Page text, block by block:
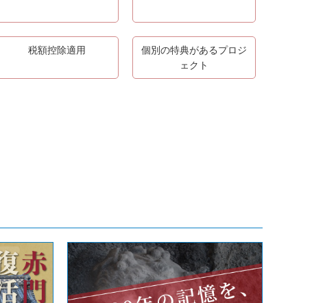
税額控除適用
個別の特典があるプロジ
ェクト